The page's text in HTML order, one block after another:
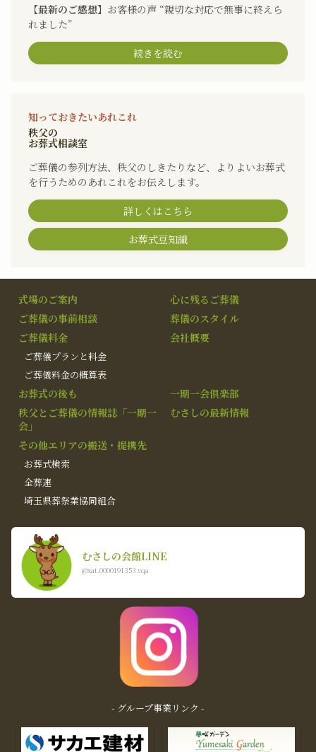
【最新のご感想】 お客様の声 “親切な対応で無事に終えら
れました”
続きを読む
知っておきたいあれこれ
秩父の
お葬式相談室
ご葬儀の参列方法、秩父のしきたりなど、よりよいお葬式
を行うためのあれこれをお伝えします。
詳しくはこちら
お葬式豆知識
式場のご案内
心に残るご葬儀
ご葬儀の事前相談
葬儀のスタイル
ご葬儀料金
ご葬儀プランと料金
ご葬儀料金の概算表
会社概要
お葬式の後も
一期一会倶楽部
秩父とご葬儀の情報誌「一期一
会」
むさしの最新情報
その他エリアの搬送・提携先
お葬式検索
全葬連
埼玉県葬祭業協同組合
むさしの会館LINE
@xat.0000191353.vqa
- グループ事業リンク -